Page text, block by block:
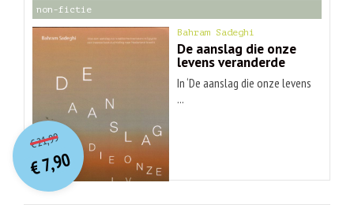
non-fictie
Bahram Sadeghi
De aanslag die onze
levens veranderde
In ‘De aanslag die onze levens
...
€21,99O
orspr
onkelijke
prijs
was:
€ 21,99.
€7,90
Huidige
prijs
is:
€ 7,90.